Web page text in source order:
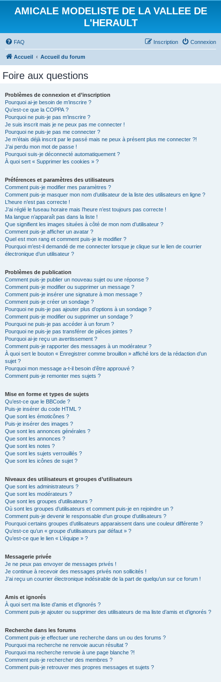
AMICALE MODELISTE DE LA VALLEE DE
L'HERAULT
FAQ Connexion
Inscription
Accueil Accueil du forum
Foire aux questions
Problèmes de connexion et d’inscription
Pourquoi ai-je besoin de m’inscrire ?
Qu’est-ce que la COPPA ?
Pourquoi ne puis-je pas m’inscrire ?
Je suis inscrit mais je ne peux pas me connecter !
Pourquoi ne puis-je pas me connecter ?
Je m’étais déjà inscrit par le passé mais ne peux à présent plus me connecter ?!
J’ai perdu mon mot de passe !
Pourquoi suis-je déconnecté automatiquement ?
À quoi sert « Supprimer les cookies » ?
Préférences et paramètres des utilisateurs
Comment puis-je modifier mes paramètres ?
Comment puis-je masquer mon nom d’utilisateur de la liste des utilisateurs en ligne ?
L’heure n’est pas correcte !
J’ai réglé le fuseau horaire mais l’heure n’est toujours pas correcte !
Ma langue n’apparaît pas dans la liste !
Que signifient les images situées à côté de mon nom d’utilisateur ?
Comment puis-je afficher un avatar ?
Quel est mon rang et comment puis-je le modifier ?
Pourquoi m’est-il demandé de me connecter lorsque je clique sur le lien de courrier
électronique d’un utilisateur ?
Problèmes de publication
Comment puis-je publier un nouveau sujet ou une réponse ?
Comment puis-je modifier ou supprimer un message ?
Comment puis-je insérer une signature à mon message ?
Comment puis-je créer un sondage ?
Pourquoi ne puis-je pas ajouter plus d’options à un sondage ?
Comment puis-je modifier ou supprimer un sondage ?
Pourquoi ne puis-je pas accéder à un forum ?
Pourquoi ne puis-je pas transférer de pièces jointes ?
Pourquoi ai-je reçu un avertissement ?
Comment puis-je rapporter des messages à un modérateur ?
À quoi sert le bouton « Enregistrer comme brouillon » affiché lors de la rédaction d’un
sujet ?
Pourquoi mon message a-t-il besoin d’être approuvé ?
Comment puis-je remonter mes sujets ?
Mise en forme et types de sujets
Qu’est-ce que le BBCode ?
Puis-je insérer du code HTML ?
Que sont les émoticônes ?
Puis-je insérer des images ?
Que sont les annonces générales ?
Que sont les annonces ?
Que sont les notes ?
Que sont les sujets verrouillés ?
Que sont les icônes de sujet ?
Niveaux des utilisateurs et groupes d’utilisateurs
Que sont les administrateurs ?
Que sont les modérateurs ?
Que sont les groupes d’utilisateurs ?
Où sont les groupes d’utilisateurs et comment puis-je en rejoindre un ?
Comment puis-je devenir le responsable d’un groupe d’utilisateurs ?
Pourquoi certains groupes d’utilisateurs apparaissent dans une couleur différente ?
Qu’est-ce qu’un « groupe d’utilisateurs par défaut » ?
Qu’est-ce que le lien « L’équipe » ?
Messagerie privée
Je ne peux pas envoyer de messages privés !
Je continue à recevoir des messages privés non sollicités !
J’ai reçu un courrier électronique indésirable de la part de quelqu’un sur ce forum !
Amis et ignorés
À quoi sert ma liste d’amis et d’ignorés ?
Comment puis-je ajouter ou supprimer des utilisateurs de ma liste d’amis et d’ignorés ?
Recherche dans les forums
Comment puis-je effectuer une recherche dans un ou des forums ?
Pourquoi ma recherche ne renvoie aucun résultat ?
Pourquoi ma recherche renvoie à une page blanche ?!
Comment puis-je rechercher des membres ?
Comment puis-je retrouver mes propres messages et sujets ?